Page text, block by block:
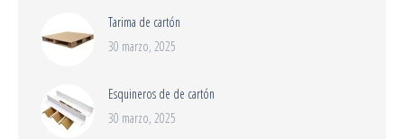
Tarima de cartón
30 marzo, 2025
Esquineros de de cartón
30 marzo, 2025